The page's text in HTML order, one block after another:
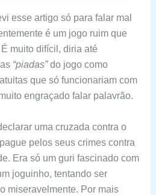
esse artigo só para falar mal
é um jogo ruim que
muito difícil, diria até
“piadas”do jogo como
que só funcionariam com
engraçado falar palavrão.
uma cruzada contra o
pelos seus crimes contra
Era só um guri fascinado com
joguinho, tentando ser
miseravelmente. Por mais